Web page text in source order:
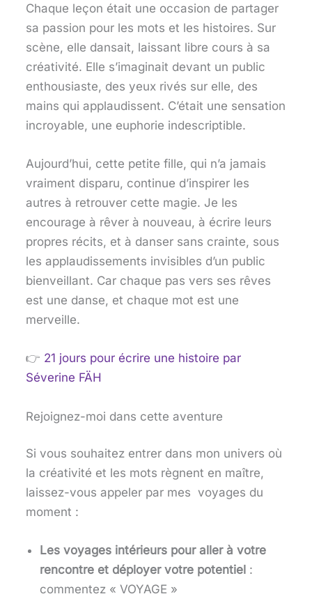
Chaque leçon était une occasion de partager
sa passion pour les mots et les histoires. Sur
scène, elle dansait, laissant libre cours à sa
créativité. Elle s’imaginait devant un public
enthousiaste, des yeux rivés sur elle, des
mains qui applaudissent. C’était une sensation
incroyable, une euphorie indescriptible.
Aujourd’hui, cette petite fille, qui n’a jamais
vraiment disparu, continue d’inspirer les
autres à retrouver cette magie. Je les
encourage à rêver à nouveau, à écrire leurs
propres récits, et à danser sans crainte, sous
les applaudissements invisibles d’un public
bienveillant. Car chaque pas vers ses rêves
est une danse, et chaque mot est une
merveille.
👉 21 jours pour écrire une histoire par
Séverine FÄH
Rejoignez-moi dans cette aventure
Si vous souhaitez entrer dans mon univers où
la créativité et les mots règnent en maître,
laissez-vous appeler par mes voyages du
moment :
Les voyages intérieurs pour aller à votre
rencontre et déployer votre potentiel :
commentez « VOYAGE »